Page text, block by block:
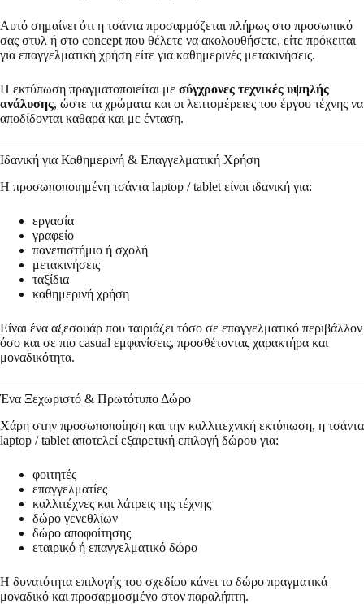
Αυτό σημαίνει ότι η τσάντα προσαρμόζεται πλήρως στο προσωπικό
σας στυλ ή στο concept που θέλετε να ακολουθήσετε, είτε πρόκειται
για επαγγελματική χρήση είτε για καθημερινές μετακινήσεις.
Η εκτύπωση πραγματοποιείται με σύγχρονες τεχνικές υψηλής
ανάλυσης, ώστε τα χρώματα και οι λεπτομέρειες του έργου τέχνης να
αποδίδονται καθαρά και με ένταση.
Ιδανική για Καθημερινή & Επαγγελματική Χρήση
Η προσωποποιημένη τσάντα laptop / tablet είναι ιδανική για:
εργασία
γραφείο
πανεπιστήμιο ή σχολή
μετακινήσεις
ταξίδια
καθημερινή χρήση
Είναι ένα αξεσουάρ που ταιριάζει τόσο σε επαγγελματικό περιβάλλον
όσο και σε πιο casual εμφανίσεις, προσθέτοντας χαρακτήρα και
μοναδικότητα.
Ένα Ξεχωριστό & Πρωτότυπο Δώρο
Χάρη στην προσωποποίηση και την καλλιτεχνική εκτύπωση, η τσάντα
laptop / tablet αποτελεί εξαιρετική επιλογή δώρου για:
φοιτητές
επαγγελματίες
καλλιτέχνες και λάτρεις της τέχνης
δώρο γενεθλίων
δώρο αποφοίτησης
εταιρικό ή επαγγελματικό δώρο
Η δυνατότητα επιλογής του σχεδίου κάνει το δώρο πραγματικά
μοναδικό και προσαρμοσμένο στον παραλήπτη.